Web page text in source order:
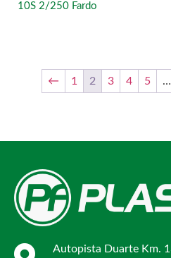
10S 2/250 Fardo
← 1 2 3 4 5 …
Autopista Duarte Km.